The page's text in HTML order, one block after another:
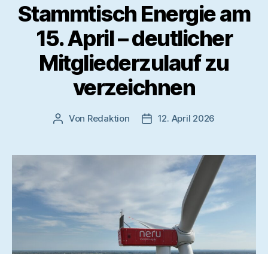
Stammtisch Energie am
15. April – deutlicher
Mitgliederzulauf zu
verzeichnen
Beitragsautor
Von Redaktion Veröffentlichungsdatum
12. April 2026